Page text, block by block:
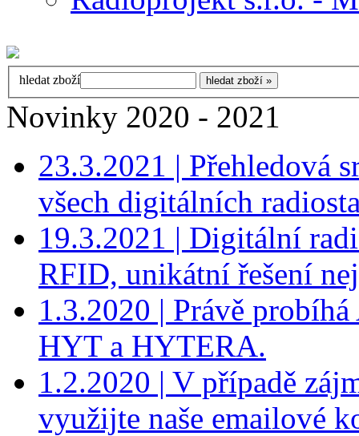
hledat zboží
Novinky 2020 - 2021
23.3.2021 | Přehledová
všech digitálních
19.3.2021 | Digitální
RFID, unikátní řešení
1.3.2020 | Právě
HYT a HYTERA.
1.2.2020 | V případě
využijte naše emailové